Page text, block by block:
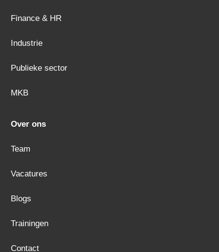
Finance & HR
Industrie
Publieke sector
MKB
Over ons
Team
Vacatures
Blogs
Trainingen
Contact